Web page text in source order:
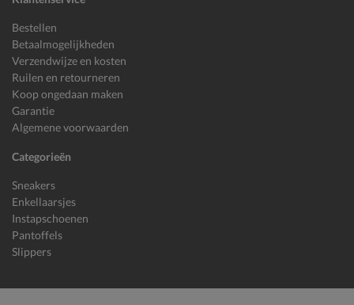
Bestellen
Betaalmogelijkheden
Verzendwijze en kosten
Ruilen en retourneren
Koop ongedaan maken
Garantie
Algemene voorwaarden
Categorieën
Sneakers
Enkellaarsjes
Instapschoenen
Pantoffels
Slippers